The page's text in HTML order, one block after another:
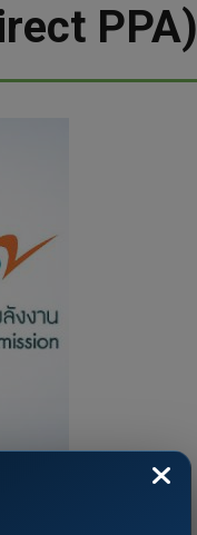
PPA)